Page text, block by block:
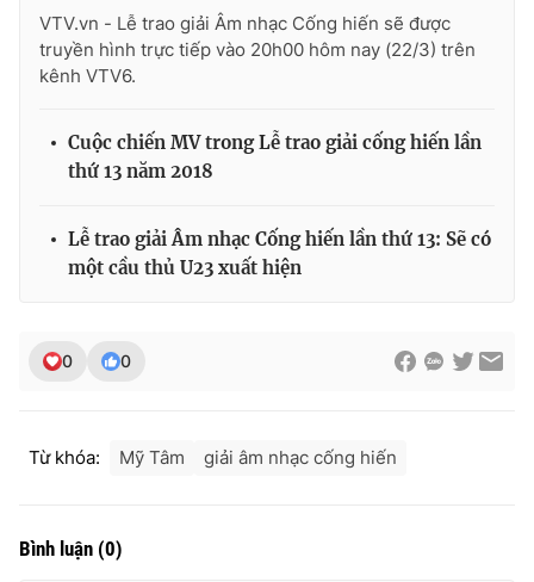
VTV.vn - Lễ trao giải Âm nhạc Cống hiến sẽ được
truyền hình trực tiếp vào 20h00 hôm nay (22/3) trên
kênh VTV6.
Cuộc chiến MV trong Lễ trao giải cống hiến lần
thứ 13 năm 2018
Lễ trao giải Âm nhạc Cống hiến lần thứ 13: Sẽ có
một cầu thủ U23 xuất hiện
0 0
Từ khóa: Mỹ Tâm giải âm nhạc cống hiến
Bình luận (0)